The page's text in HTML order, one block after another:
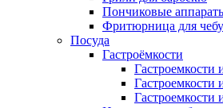
Пончиковые
Фритюрница для
Посуда
Гастроёмкости
Гастроемкости
Гастроемкости
Гастроемкости